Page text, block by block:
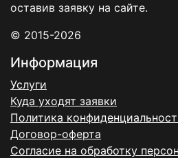
оставив заявку на сайте.
© 2015-2026
Информация
Услуги
Куда уходят заявки
Политика
Договор-оферта
Согласие на обработку